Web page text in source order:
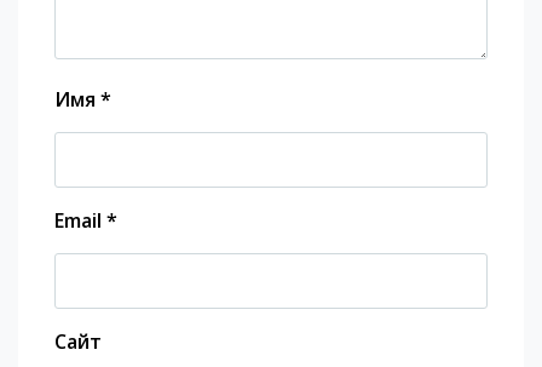
Имя *
Email *
Сайт